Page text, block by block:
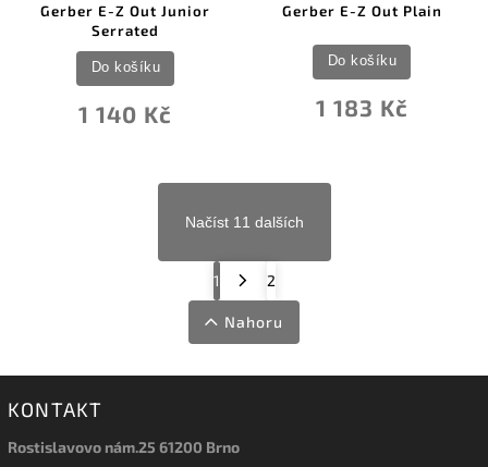
Gerber E-Z Out Junior
Serrated
1 140 Kč
Do košíku
Gerber E-Z Out Plain
1 183 Kč
Do košíku
Načíst 11 dalších
1 2
Nahoru
KONTAKT
Rostislavovo nám.25 61200 Brno